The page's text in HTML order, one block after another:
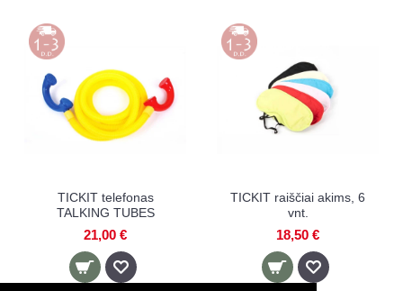
TICKIT telefonas
TALKING TUBES
21,00 €
TICKIT raiščiai akims, 6
vnt.
18,50 €